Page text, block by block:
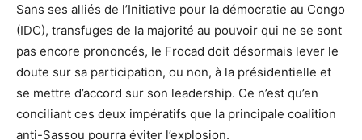
Sans ses alliés de l’Initiative pour la démocratie au Congo
(IDC), transfuges de la majorité au pouvoir qui ne se sont
pas encore prononcés, le Frocad doit désormais lever le
doute sur sa participation, ou non, à la présidentielle et
se mettre d’accord sur son leadership. Ce n’est qu’en
conciliant ces deux impératifs que la principale coalition
anti-Sassou pourra éviter l’explosion.